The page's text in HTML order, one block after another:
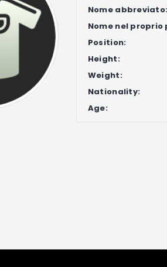
Nome abbreviato:
Nome nel
Position:
Height:
Weight:
Nationality:
Age: